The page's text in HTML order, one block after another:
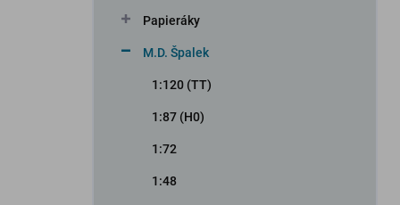
Papieráky
M.D. Špalek
1:120 (TT)
1:87 (H0)
1:72
1:48